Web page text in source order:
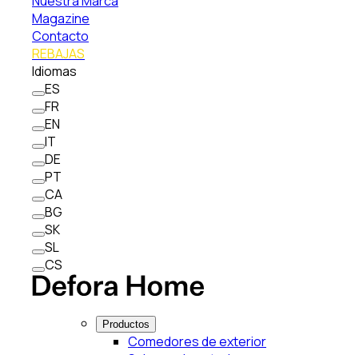
Magazine
Contacto
REBAJAS
Idiomas
ES
FR
EN
IT
DE
PT
CA
BG
SK
SL
CS
Productos
Comedores de exterior